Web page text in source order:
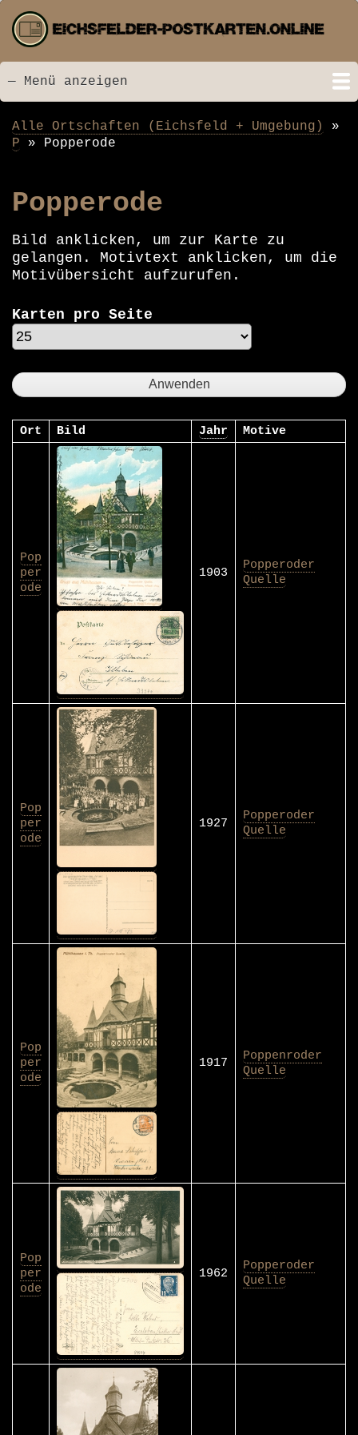
zum
Inhalt
Menü
— Menü anzeigen
Startseite
Neu hinzugefügt
Postkarten
Bildarchiv
Videos
Suche
Kontakt
Links
Spende
Pfadnavigation
Alle Ortschaften (Eichsfeld + Umgebung)
P
Popperode
Popperode
Bild anklicken, um zur Karte zu
gelangen. Motivtext anklicken, um die
Motivübersicht aufzurufen.
Karten pro Seite
Ort Bild Jahr Motive
Pop
per
ode
1903
Popperoder
Quelle
Pop
per
ode
1927
Popperoder
Quelle
Pop
per
ode
1917
Poppenroder
Quelle
Pop
per
ode
1962
Popperoder
Quelle